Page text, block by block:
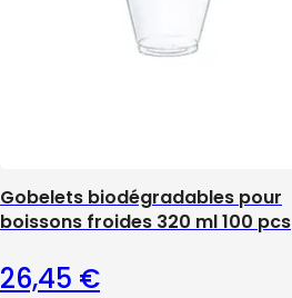
Gobelets biodégradables pour
boissons froides 320 ml 100 pcs
26,45 €